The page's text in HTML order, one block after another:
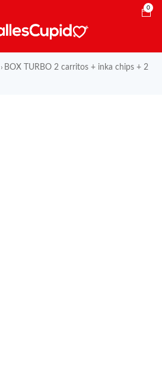
0
› BOX TURBO 2 carritos + inka chips + 2